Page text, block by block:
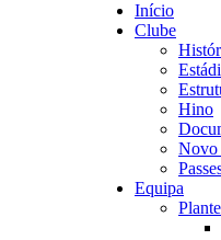
Início
Clube
Hino
Novo
Equipa